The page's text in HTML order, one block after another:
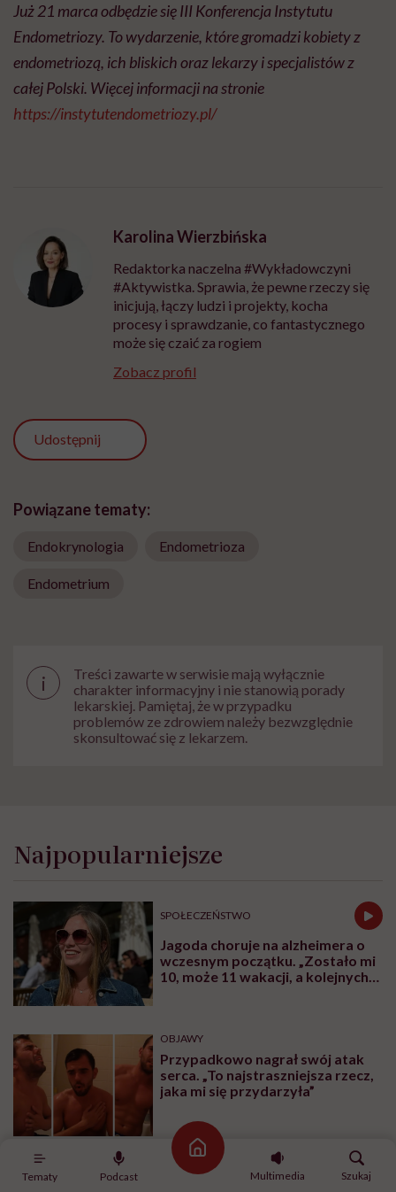
Tematy Podcast
Strona główna
Multimedia
Szukaj
Już 21 marca odbędzie się III Konferencja Instytutu
Endometriozy. To wydarzenie, które gromadzi kobiety z
endometriozą, ich bliskich oraz lekarzy i specjalistów z
całej Polski. Więcej informacji na stronie
https://instytutendometriozy.pl/
Karolina Wierzbińska
Redaktorka naczelna #Wykładowczyni
#Aktywistka. Sprawia, że pewne rzeczy się
inicjują, łączy ludzi i projekty, kocha
procesy i sprawdzanie, co fantastycznego
może się czaić za rogiem
Zobacz profil
Udostępnij
Powiązane tematy:
Endokrynologia Endometrioza
Endometrium
i
Treści zawarte w serwisie mają wyłącznie
charakter informacyjny i nie stanowią porady
lekarskiej. Pamiętaj, że w przypadku
problemów ze zdrowiem należy bezwzględnie
skonsultować się z lekarzem.
Najpopularniejsze
SPOŁECZEŃSTWO
Jagoda choruje na alzheimera o
wczesnym początku. „Zostało mi
10, może 11 wakacji, a kolejnych
OBJAWY
Przypadkowo nagrał swój atak
serca. „To najstraszniejsza rzecz,
jaka mi się przydarzyła”
CHOROBY